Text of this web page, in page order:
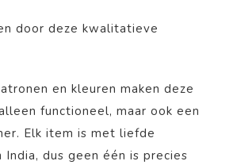
door deze kwalitatieve
en kleuren maken deze
functioneel, maar ook een
Elk item is met liefde
India, dus geen één is precies